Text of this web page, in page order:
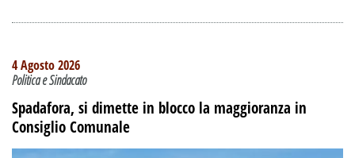
4 Agosto 2026
Politica e Sindacato
Spadafora, si dimette in blocco la maggioranza in
Consiglio Comunale